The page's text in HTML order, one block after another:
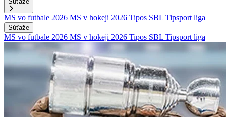
MS vo futbale 2026 MS v hokeji 2026 Tipos SBL Tipsport liga
Súťaže
MS vo futbale 2026 MS v hokeji 2026 Tipos SBL Tipsport liga